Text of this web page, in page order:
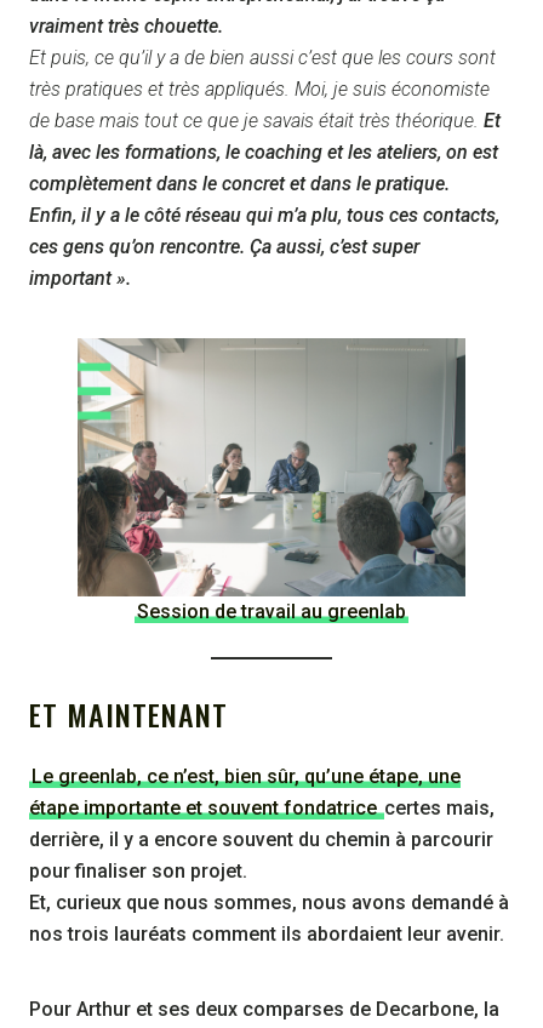
vraiment très chouette.
Et puis, ce qu’il y a de bien aussi c’est que les cours sont
très pratiques et très appliqués. Moi, je suis économiste
de base mais tout ce que je savais était très théorique. Et
là, avec les formations, le coaching et les ateliers, on est
complètement dans le concret et dans le pratique.
Enfin, il y a le côté réseau qui m’a plu, tous ces contacts,
ces gens qu’on rencontre. Ça aussi, c’est super
important ».
Session de travail au greenlab
ET MAINTENANT
Le greenlab, ce n’est, bien sûr, qu’une étape, une
étape importante et souvent fondatricecertes mais,
derrière, il y a encore souvent du chemin à parcourir
pour finaliser son projet.
Et, curieux que nous sommes, nous avons demandé à
nos trois lauréats comment ils abordaient leur avenir.
Pour Arthur et ses deux comparses de Decarbone, la